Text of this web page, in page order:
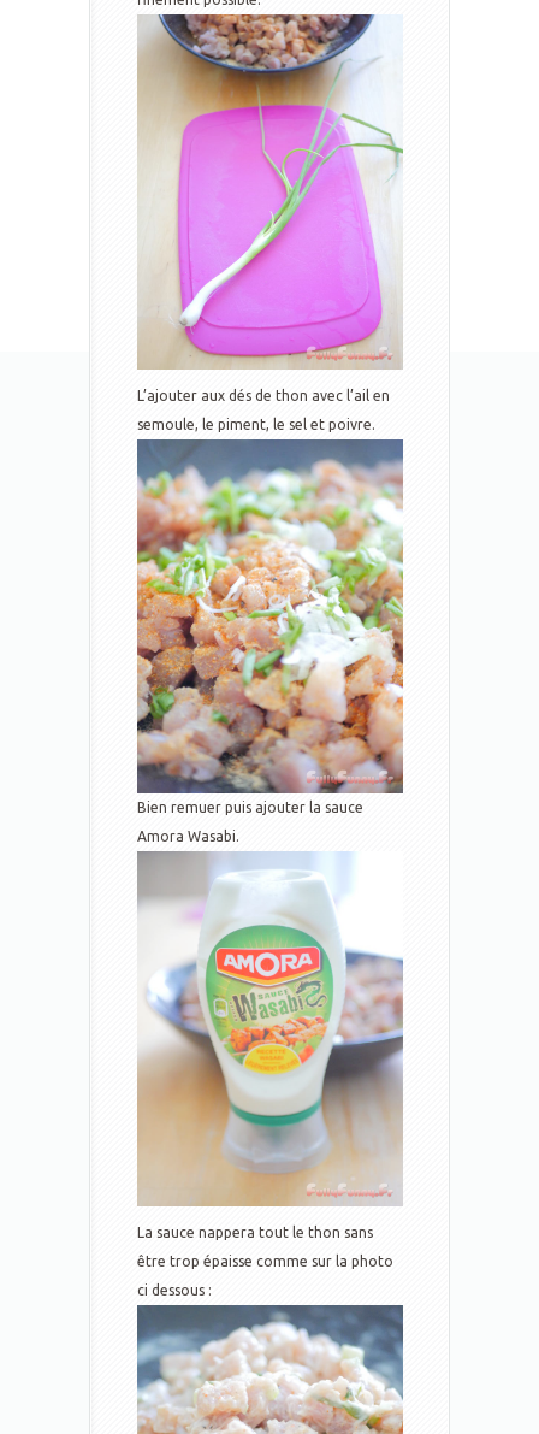
L’ajouter aux dés de thon avec l’ail en
semoule, le piment, le sel et poivre.
Bien remuer puis ajouter la sauce
Amora Wasabi.
La sauce nappera tout le thon sans
être trop épaisse comme sur la photo
ci dessous :